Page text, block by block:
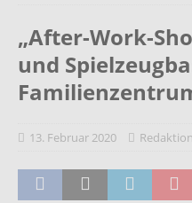
„After-Work-
und
13. Februar 2020 Redaktion